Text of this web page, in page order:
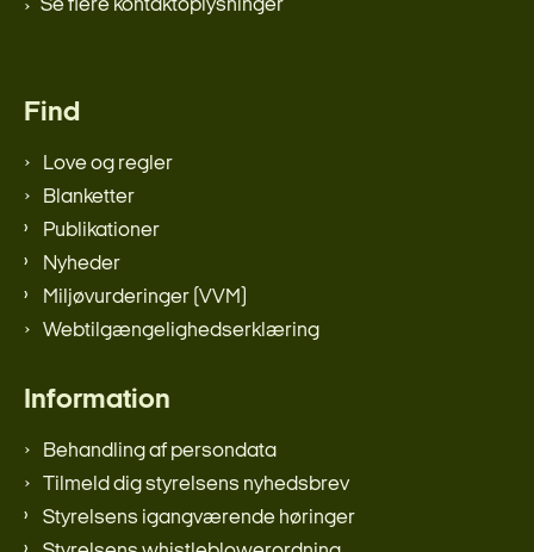
Se flere kontaktoplysninger
Find
Love og regler
Blanketter
Publikationer
Nyheder
Miljøvurderinger (VVM)
Webtilgængelighedserklæring
Information
Behandling af persondata
Tilmeld dig styrelsens nyhedsbrev
Styrelsens igangværende høringer